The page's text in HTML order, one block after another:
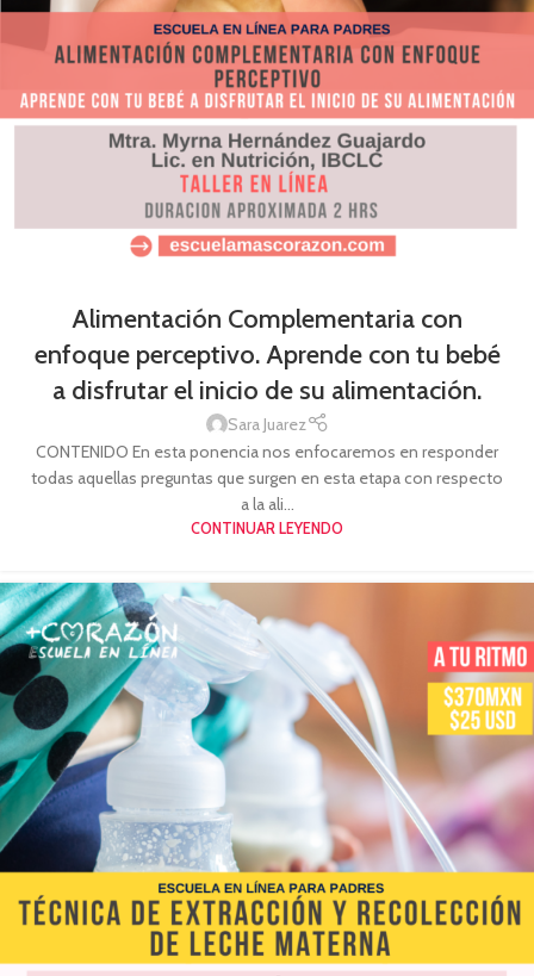
Alimentación Complementaria con
enfoque perceptivo. Aprende con tu bebé
a disfrutar el inicio de su alimentación.
Sara Juarez
CONTENIDO En esta ponencia nos enfocaremos en responder
todas aquellas preguntas que surgen en esta etapa con respecto
a la ali...
CONTINUAR LEYENDO